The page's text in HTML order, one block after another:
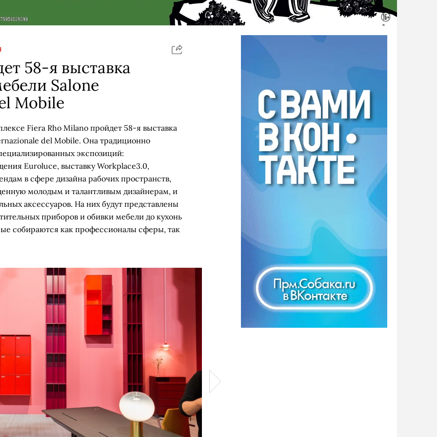
58-я выставка
Salone
Mobile
Fiera Rho Milano пройдет 58-я выставка
del Mobile. Она традиционно
экспозиций:
Euroluce, выставку Workplace3.0,
в сфере дизайна рабочих пространств,
молодым и талантливым дизайнерам, и
аксессуаров. На них будут представлены
приборов и обивки мебели до кухонь
собираются как профессионалы сферы, так